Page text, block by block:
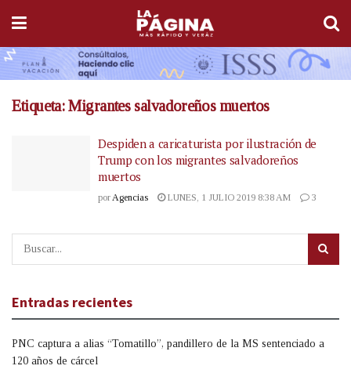
Etiqueta:Migrantes salvadoreños muertos
Despiden a caricaturista por ilustración de
Trump con los migrantes salvadoreños
muertos
por Agencias LUNES, 1 JULIO 2019 8:38 AM 3
Entradas recientes
PNC captura a alias “Tomatillo”, pandillero de la MS sentenciado a
120 años de cárcel